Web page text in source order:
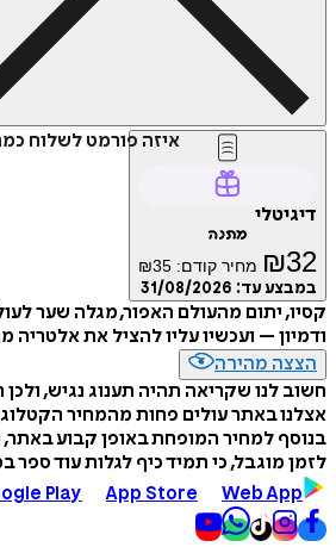
איזה פורמט לשלוח
דיגיטלי
מתנה
₪32 מחיר קודם: ₪35
במבצע עד: 31/08/2026
קסיו, יתום מהעולם האפור, מגלה שער
ודמיון – ועכשיו עליו להציל את אלטריה
הצצה מהירה
חשוב לנו שקריאה תהיה תענוג נגיש,
אצלנו באתר עולים פחות מהמחיר
בנוסף למחיר המופחת באופן קבוע באתר,
לזמן מוגבל, כי תמיד כיף לגלות עוד ספר
Play
App Store Web App